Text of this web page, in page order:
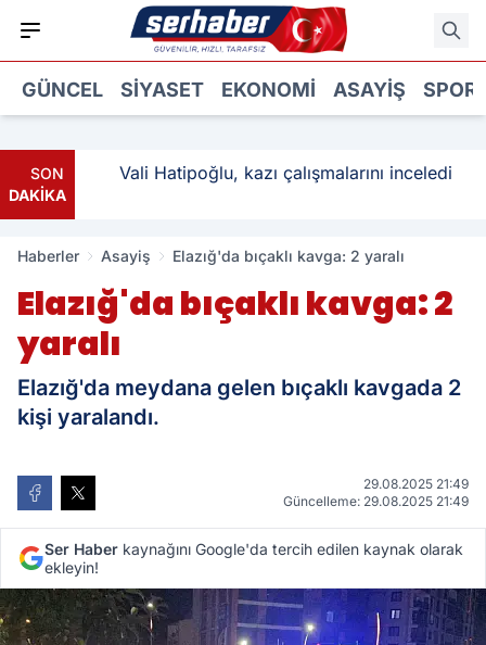
GÜNCEL SIYASET EKONOMI ASAYIŞ SPOR
SON
DAKİKA
Vali Hatipoğlu, kazı çalışmalarını inceledi
Haberler Asayiş Elazığ'da bıçaklı kavga: 2 yaralı
Elazığ'da bıçaklı kavga: 2
yaralı
Elazığ'da meydana gelen bıçaklı kavgada 2
kişi yaralandı.
29.08.2025 21:49
Güncelleme: 29.08.2025 21:49
Ser Haber kaynağını Google'da tercih edilen kaynak olarak
ekleyin!